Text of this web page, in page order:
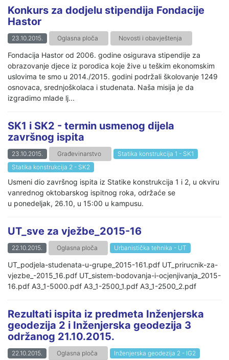
Konkurs za dodjelu stipendija Fondacije
Hastor
23.10.2015. Oglasna ploča Novosti i obavještenja
Fondacija Hastor od 2006. godine osigurava stipendije za
obrazovanje djece iz porodica koje žive u teškim ekonomskim
uslovima te smo u 2014./2015. godini podržali školovanje 1249
osnovaca, srednjoškolaca i studenata. Naša misija je da
izgradimo mlade lj...
SK1 i SK2 - termin usmenog dijela
završnog ispita
23.10.2015. Građevinarstvo
Statika konstrukcija 1 - SK1
Statika konstrukcija 2 - SK2
Usmeni dio završnog ispita iz Statike konstrukcija 1 i 2, u okviru
vanrednog oktobarskog ispitnog roka, održaće se
u ponedeljak, 26.10, u 15:00 u kampusu.
UT_sve za vježbe_2015-16
22.10.2015. Oglasna ploča Urbanistička tehnika - UT
UT_podjela-studenata-u-grupe_2015-161.pdf UT_prirucnik-za-
vjezbe_-2015_16.pdf UT_sistem-bodovanja-i-ocjenjivanja_2015-
16.pdf A3_1-5000.pdf A3_1-2500_1.pdf A3_1-2500_2.pdf
Rezultati ispita iz predmeta Inženjerska
geodezija 2 i Inženjerska geodezija 3
održanog 21.10.2015.
22.10.2015. Oglasna ploča
Inženjerska geodezija 2 - IG2